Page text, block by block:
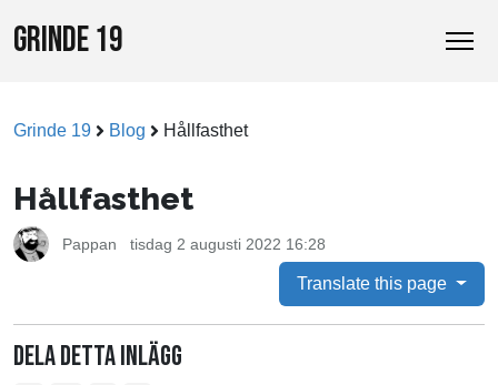
GRINDE 19
Grinde 19 Blog Hållfasthet
Hållfasthet
Pappan tisdag 2 augusti 2022 16:28
Translate this page
Dela detta inlägg